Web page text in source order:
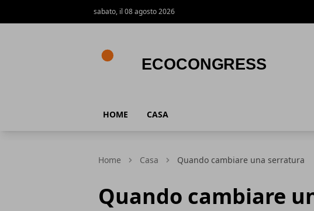
sabato, il 08 agosto 2026
HOME CASA
Home Casa Quando cambiare una serratura
Quando cambiare